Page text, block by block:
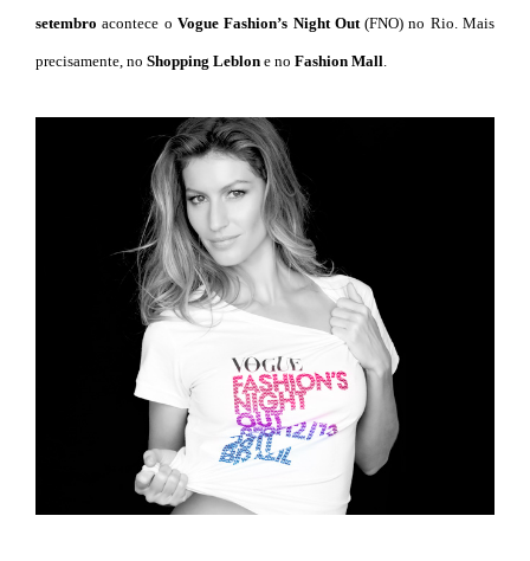
setembro acontece o Vogue Fashion’s Night Out(FNO) no Rio. Mais
precisamente, no Shopping Leblon e no Fashion Mall